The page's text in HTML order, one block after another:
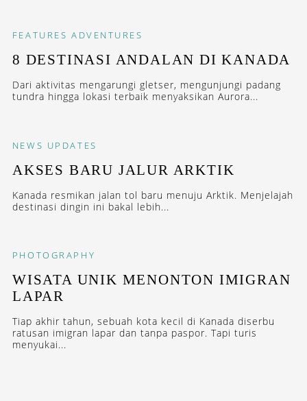
FEATURES ADVENTURES
8 DESTINASI ANDALAN DI KANADA
Dari aktivitas mengarungi gletser, mengunjungi padang
tundra hingga lokasi terbaik menyaksikan Aurora...
NEWS UPDATES
AKSES BARU JALUR ARKTIK
Kanada resmikan jalan tol baru menuju Arktik. Menjelajah
destinasi dingin ini bakal lebih...
PHOTOGRAPHY
WISATA UNIK MENONTON IMIGRAN
LAPAR
Tiap akhir tahun, sebuah kota kecil di Kanada diserbu
ratusan imigran lapar dan tanpa paspor. Tapi turis
menyukai...